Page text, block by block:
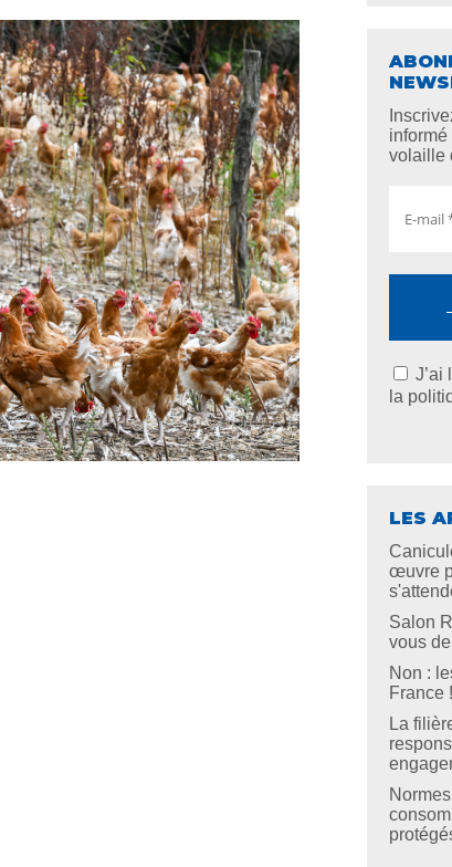
volaille
J’ai
la
LES
œuvre
Salon
vous
Non :
France !
La